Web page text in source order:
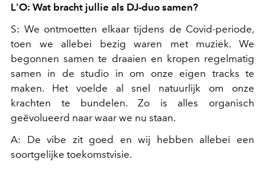
L'O: Wat bracht jullie als DJ-duo samen?
S: We ontmoetten elkaar tijdens de Covid-periode,
toen we allebei bezig waren met muziek. We
begonnen samen te draaien en kropen regelmatig
samen in de studio in om onze eigen tracks te
maken. Het voelde al snel natuurlijk om onze
krachten te bundelen. Zo is alles organisch
geëvolueerd naar waar we nu staan.
A: De vibe zit goed en wij hebben allebei een
soortgelijke toekomstvisie.